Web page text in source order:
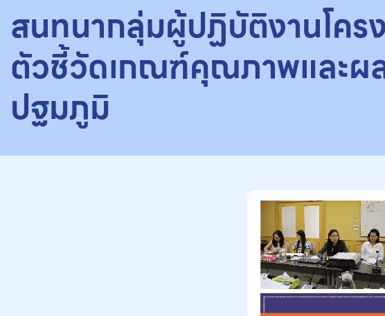
สนทนากลุ่มผู้ปฏิบัติงานโคร
ตัวชี้วัดเกณฑ์คุณภาพและผ
ปฐมภูมิ